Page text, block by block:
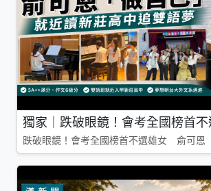
獨家｜跌破眼鏡！會考全國榜首
跌破眼鏡！會考全國榜首不選雄女 俞可恩